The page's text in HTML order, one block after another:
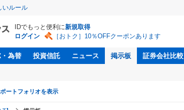
ルール
IDでもっと便利に新規取得
ログイン
［おトク］10％OFFクーポンあります
為替 投資信託 ニュース 掲示板 証券会社比較
ートフォリオを表示